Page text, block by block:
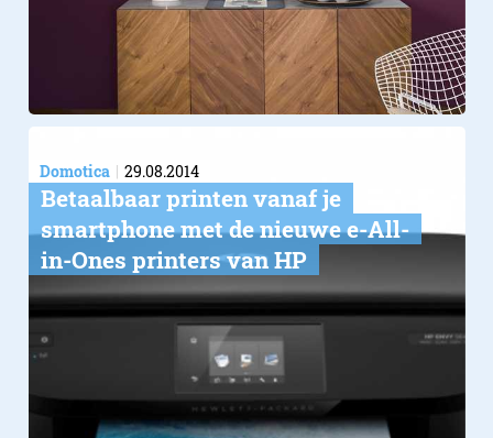
Domotica 29.08.2014
Betaalbaar printen vanaf je
smartphone met de nieuwe e-All-
in-Ones printers van HP